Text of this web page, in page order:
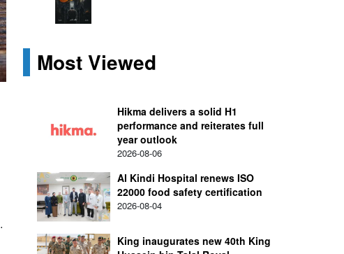
وحظرت الحكومة الكندية الاثنين، تطبيق تيك توك على كل هواتفها وأجهزتها، مشيرة إلى مخاوف على صعيد حماية البيانات.
Most Viewed
Hikma delivers a solid H1
performance and reiterates full
year outlook
2026-08-06
Al Kindi Hospital renews ISO
22000 food safety certification
2026-08-04
King inaugurates new 40th King